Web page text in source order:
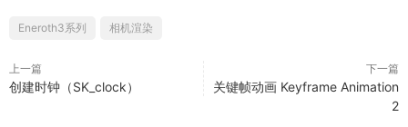
Eneroth3系列 相机渲染
上一篇
创建时钟（SK_clock）
下一篇
关键帧动画 Keyframe Animation
2